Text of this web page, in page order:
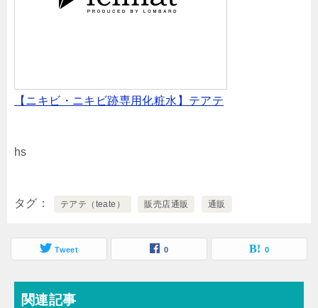
【ニキビ・ニキビ跡専用化粧水】テアテ
hs
タグ テアテ（teate） 販売店通販 通販
Tweet 0 0
関連記事